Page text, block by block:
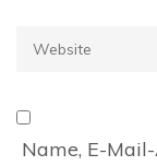
Website
Name, E-